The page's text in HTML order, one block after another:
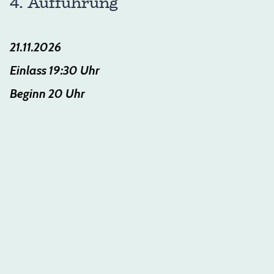
21.11.2026
Einlass 19:30 Uhr
Beginn 20 Uhr